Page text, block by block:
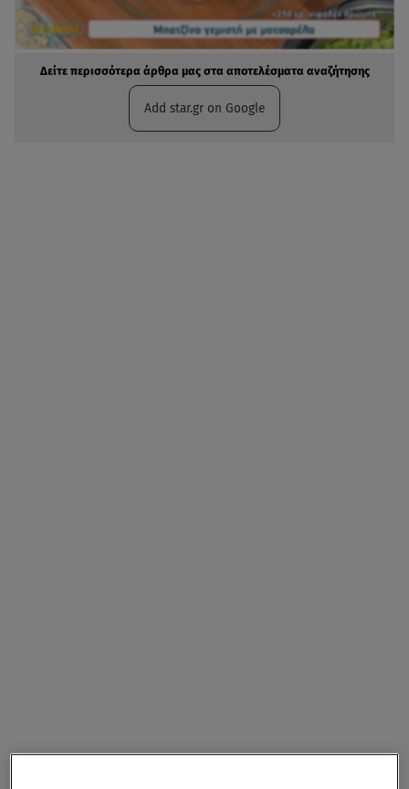
Δείτε περισσότερα άρθρα μας στα αποτελέσματα αναζήτησης
Add star.gr on Google